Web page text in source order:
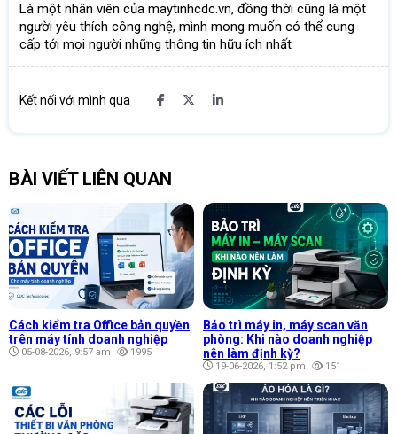
Là một nhân viên của maytinhcdc.vn, đồng thời cũng là một
người yêu thích công nghệ, mình mong muốn có thể cung
cấp tới mọi người những thông tin hữu ích nhất
Kết nối với mình qua
BÀI VIẾT LIÊN QUAN
Cách kiểm tra Office bản quyền
trên máy tính doanh nghiệp
05-08-2026, 9:57 am 1995
Bảo trì máy in, máy scan văn
phòng: Khi nào doanh nghiệp
nên làm định kỳ?
19-06-2026, 1:52 pm 151